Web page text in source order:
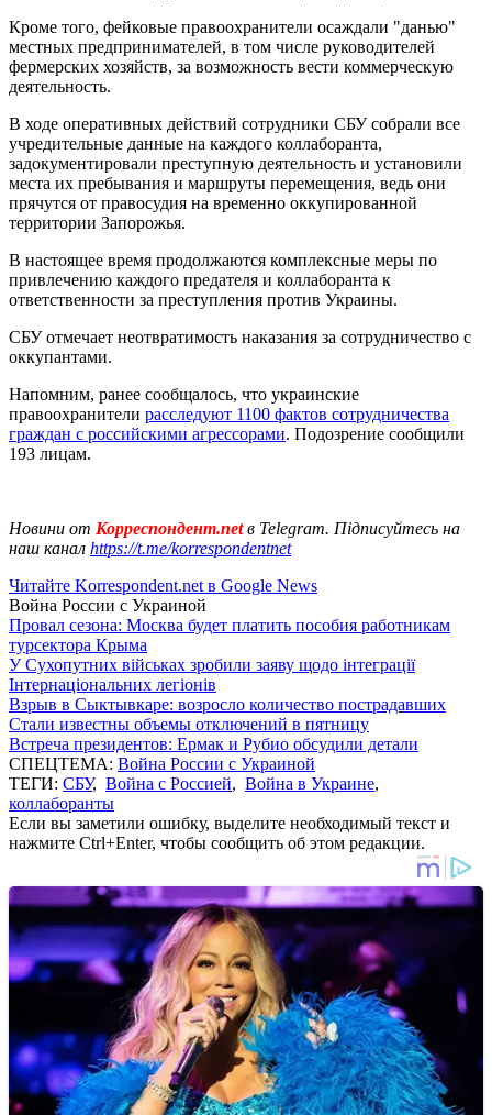
Кроме того, фейковые правоохранители осаждали "данью"
местных предпринимателей, в том числе руководителей
фермерских хозяйств, за возможность вести коммерческую
деятельность.
В ходе оперативных действий сотрудники СБУ собрали все
учредительные данные на каждого коллаборанта,
задокументировали преступную деятельность и установили
места их пребывания и маршруты перемещения, ведь они
прячутся от правосудия на временно оккупированной
территории Запорожья.
В настоящее время продолжаются комплексные меры по
привлечению каждого предателя и коллаборанта к
ответственности за преступления против Украины.
СБУ отмечает неотвратимость наказания за сотрудничество с
оккупантами.
Напомним, ранее сообщалось, что украинские
правоохранители расследуют 1100 фактов сотрудничества
граждан с российскими агрессорами. Подозрение сообщили
193 лицам.
Новини от Корреспондент.netв Telegram. Підписуйтесь на
наш канал https://t.me/korrespondentnet
Читайте Korrespondent.net в Google News
Война России с Украиной
Провал сезона: Москва будет платить пособия работникам
турсектора Крыма
У Сухопутних військах зробили заяву щодо інтеграції
Інтернаціональних легіонів
Взрыв в Сыктывкаре: возросло количество пострадавших
Стали известны объемы отключений в пятницу
Встреча президентов: Ермак и Рубио обсудили детали
СПЕЦТЕМА: Война России с Украиной
ТЕГИ: СБУ, Война с Россией, Война в Украине,
коллаборанты
Если вы заметили ошибку, выделите необходимый текст и
нажмите Ctrl+Enter, чтобы сообщить об этом редакции.